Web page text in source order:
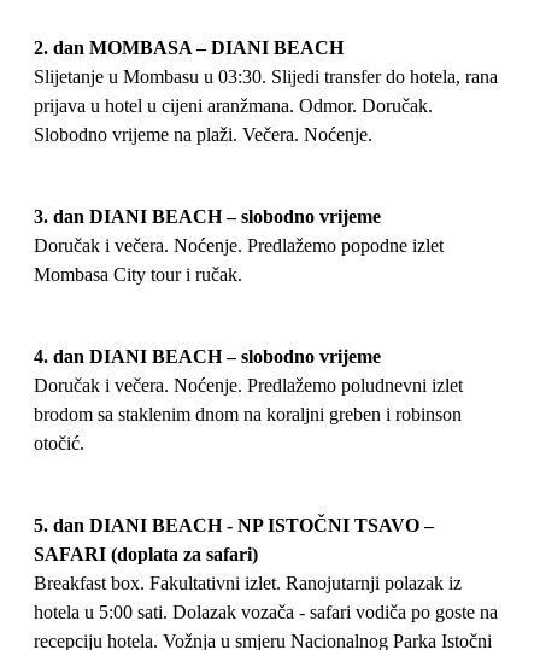
2. dan MOMBASA – DIANI BEACH
Slijetanje u Mombasu u 03:30. Slijedi transfer do hotela, rana
prijava u hotel u cijeni aranžmana. Odmor. Doručak.
Slobodno vrijeme na plaži. Večera. Noćenje.
3. dan DIANI BEACH – slobodno vrijeme
Doručak i večera. Noćenje. Predlažemo popodne izlet
Mombasa City tour i ručak.
4. dan DIANI BEACH – slobodno vrijeme
Doručak i večera. Noćenje. Predlažemo poludnevni izlet
brodom sa staklenim dnom na koraljni greben i robinson
otočić.
5. dan DIANI BEACH - NP ISTOČNI TSAVO –
SAFARI (doplata za safari)
Breakfast box. Fakultativni izlet. Ranojutarnji polazak iz
hotela u 5:00 sati. Dolazak vozača - safari vodiča po goste na
recepciju hotela. Vožnja u smjeru Nacionalnog Parka Istočni